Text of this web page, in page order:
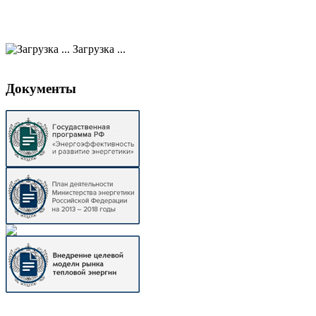
Загрузка ...
Документы